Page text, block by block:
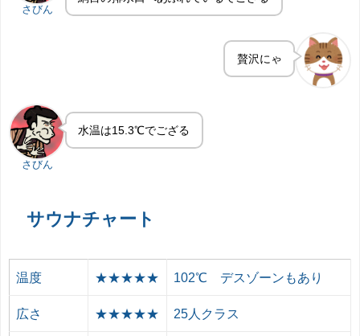
さびん
贅沢にゃ
さびん
水温は15.3℃でござる
サウナチャート
温度 ★★★★★ 102℃ デスゾーンもあり
広さ ★★★★★ 25人クラス